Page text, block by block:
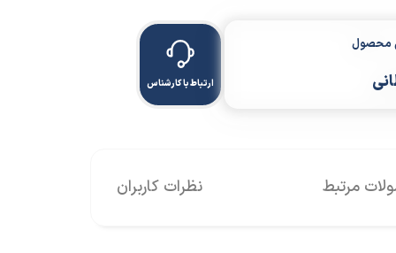
محصول
ارتباط با کارشناس
مرتبط نظرات کاربران